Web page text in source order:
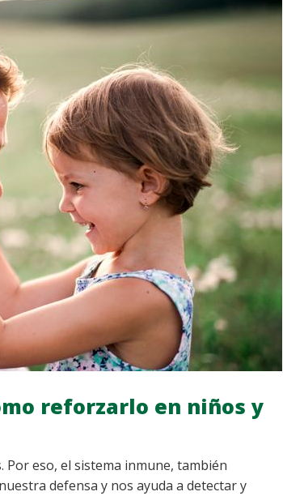
reforzarlo en niños y
eso, el sistema inmune, también
defensa y nos ayuda a detectar y